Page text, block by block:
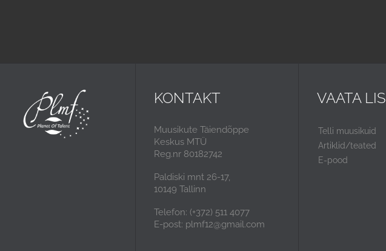
KONTAKT
Muusikute Täiendõppe
Keskus MTÜ
Reg.nr 80182742
Paldiski mnt 26-17,
10149 Tallinn
Telefon: (+372) 511 4077
E-post: plmf12@gmail.com
VAATA
Telli muusikuid
Artiklid/teated
E-pood